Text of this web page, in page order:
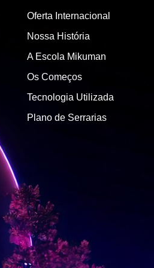
Oferta Internacional
Nossa História
A Escola Mikuman
Os Começos
Tecnologia Utilizada
Plano de Serrarias